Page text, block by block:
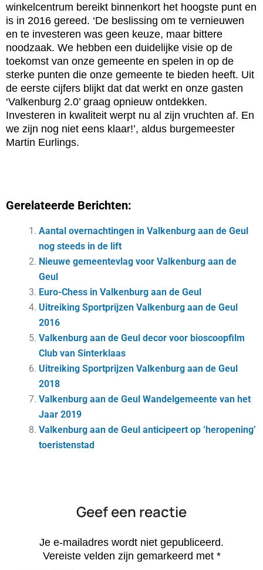
winkelcentrum bereikt binnenkort het hoogste punt en
is in 2016 gereed. ‘De beslissing om te vernieuwen
en te investeren was geen keuze, maar bittere
noodzaak. We hebben een duidelijke visie op de
toekomst van onze gemeente en spelen in op de
sterke punten die onze gemeente te bieden heeft. Uit
de eerste cijfers blijkt dat dat werkt en onze gasten
‘Valkenburg 2.0’ graag opnieuw ontdekken.
Investeren in kwaliteit werpt nu al zijn vruchten af. En
we zijn nog niet eens klaar!’, aldus burgemeester
Martin Eurlings.
Gerelateerde Berichten:
Aantal overnachtingen in Valkenburg aan de Geul
nog steeds in de lift
Nieuwe gemeentevlag voor Valkenburg aan de
Geul
Euro-Chess in Valkenburg aan de Geul
Uitreiking Sportprijzen Valkenburg aan de Geul
2016
Valkenburg aan de Geul decor voor bioscoopfilm
Club van Sinterklaas
Uitreiking Sportprijzen Valkenburg aan de Geul
2018
Valkenburg aan de Geul Wandelgemeente van het
Jaar 2019
Valkenburg aan de Geul anticipeert op ‘heropening’
toeristenstad
Geef een reactie
Je e-mailadres wordt niet gepubliceerd.
Vereiste velden zijn gemarkeerd met *